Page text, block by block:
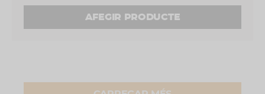
AFEGIR PRODUCTE